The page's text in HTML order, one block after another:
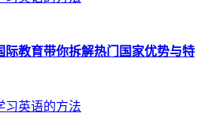
际教育带你拆解热门国家优势与特